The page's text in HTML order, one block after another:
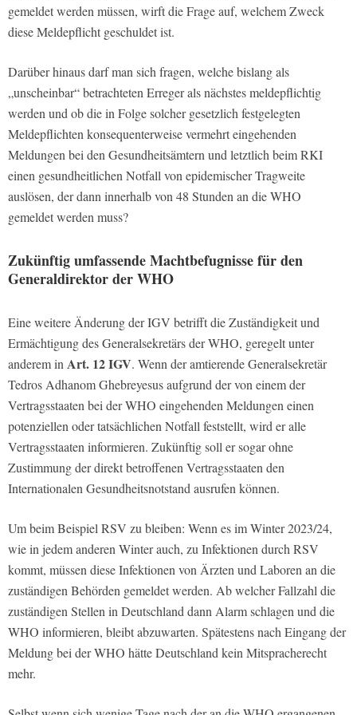
gemeldet werden müssen, wirft die Frage auf, welchem Zweck
diese Meldepflicht geschuldet ist.
Darüber hinaus darf man sich fragen, welche bislang als
„unscheinbar“ betrachteten Erreger als nächstes meldepflichtig
werden und ob die in Folge solcher gesetzlich festgelegten
Meldepflichten konsequenterweise vermehrt eingehenden
Meldungen bei den Gesundheitsämtern und letztlich beim RKI
einen gesundheitlichen Notfall von epidemischer Tragweite
auslösen, der dann innerhalb von 48 Stunden an die WHO
gemeldet werden muss?
Zukünftig umfassende Machtbefugnisse für den
Generaldirektor der WHO
Eine weitere Änderung der IGV betrifft die Zuständigkeit und
Ermächtigung des Generalsekretärs der WHO, geregelt unter
anderem inArt. 12 IGV. Wenn der amtierende Generalsekretär
Tedros Adhanom Ghebreyesus aufgrund der von einem der
Vertragsstaaten bei der WHO eingehenden Meldungen einen
potenziellen oder tatsächlichen Notfall feststellt, wird er alle
Vertragsstaaten informieren. Zukünftig soll er sogar ohne
Zustimmung der direkt betroffenen Vertragsstaaten den
Internationalen Gesundheitsnotstand ausrufen können.
Um beim Beispiel RSV zu bleiben: Wenn es im Winter 2023/24,
wie in jedem anderen Winter auch, zu Infektionen durch RSV
kommt, müssen diese Infektionen von Ärzten und Laboren an die
zuständigen Behörden gemeldet werden. Ab welcher Fallzahl die
zuständigen Stellen in Deutschland dann Alarm schlagen und die
WHO informieren, bleibt abzuwarten. Spätestens nach Eingang der
Meldung bei der WHO hätte Deutschland kein Mitspracherecht
mehr.